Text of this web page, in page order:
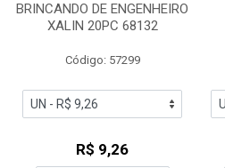
BRINCANDO DE ENGENHEIRO
XALIN 20PC 68132
Código: 57299
R$ 9,26